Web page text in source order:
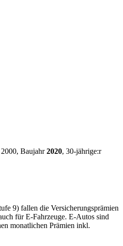
2000, Baujahr2020, 30-jährige:r
9) fallen die Versicherungsprämien
für E-Fahrzeuge. E-Autos sind
monatlichen Prämien inkl.